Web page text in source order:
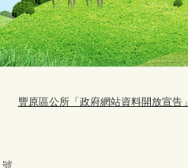
豐原區公所「政府網站資料開放宣告」
號